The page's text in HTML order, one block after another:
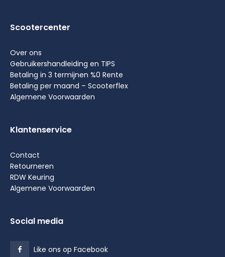
Scootercenter
Over ons
Gebruikershandleiding en TIPS
Betaling in 3 termijnen %0 Rente
Betaling per maand – Scooterflex
Algemene Voorwaarden
Klantenservice
Contact
Retourneren
RDW Keuring
Algemene Voorwaarden
Social media
Like ons op Facebook